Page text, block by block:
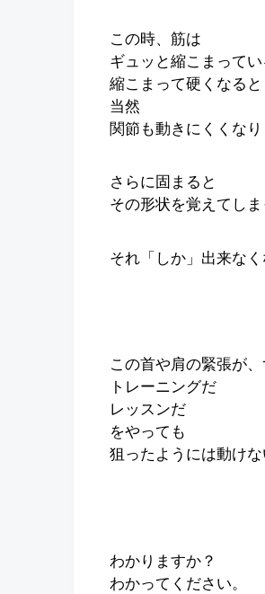
この時、筋は
ギュッと縮こまってい
縮こまって硬くなると
当然
関節も動きにくくなり
さらに固まると
その形状を覚えてしま
それ「しか」出来なく
この首や肩の緊張が
トレーニングだ
レッスンだ
をやっても
狙ったようには動けな
わかりますか？
わかってください。